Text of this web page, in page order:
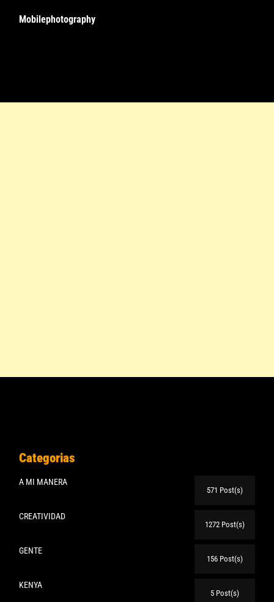
Mobilephotography
Categorias
A MI MANERA
571 Post(s)
CREATIVIDAD
1272 Post(s)
GENTE
156 Post(s)
KENYA
5 Post(s)